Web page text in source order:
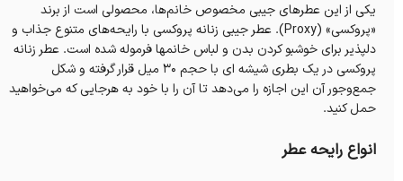
یکی از این عطرهای جیبی مخصوص خانم‌ها، محصولی است از برند
«پروکسی» (Proxy). عطر جیبی زنانه پروکسی با رایحه‌های متنوع جذاب و
دلپذیر برای خوشبو کردن بدن و لباس خانمها فرموله شده است. عطر زنانه
پروکسی در یک بطری شیشه ای با حجم 30 میل قرار گرفته و شکل
جمع‌و‌جور آن این اجازه را می‌دهد تا آن را با خود به هرجایی که می‌خواهید
حمل کنید.
انواع رایحه عطر